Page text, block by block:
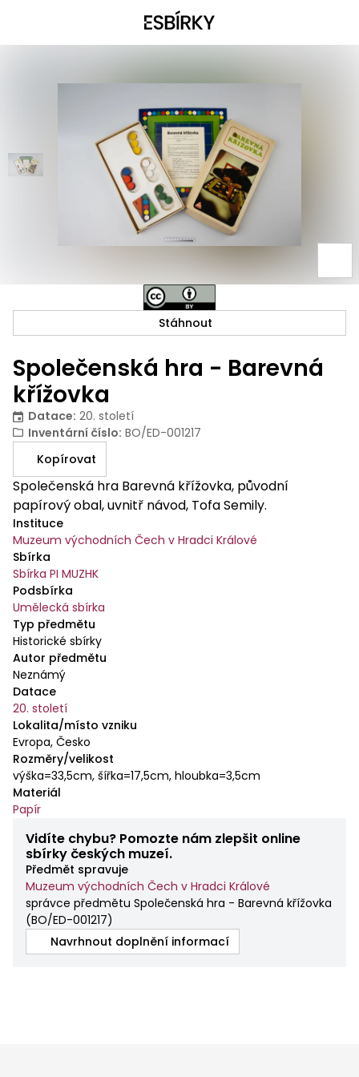
Společenská hra - Barevná
křížovka
Datace: 20. století
Inventární číslo: BO/ED-001217
Kopírovat
Společenská hra Barevná křížovka, původní
papírový obal, uvnitř návod, Tofa Semily.
Instituce
Muzeum východních Čech v Hradci Králové
Sbírka
Sbírka PI MUZHK
Podsbírka
Umělecká sbírka
Typ předmětu
Historické sbírky
Autor předmětu
Neznámý
Datace
20. století
Lokalita/místo vzniku
Evropa, Česko
Rozměry/velikost
výška=33,5cm, šířka=17,5cm, hloubka=3,5cm
Materiál
Papír
Vidíte chybu? Pomozte nám zlepšit online
sbírky českých muzeí.
Předmět spravuje
Muzeum východních Čech v Hradci Králové
správce předmětu Společenská hra - Barevná křížovka
(BO/ED-001217)
Navrhnout doplnění informací
Stáhnout